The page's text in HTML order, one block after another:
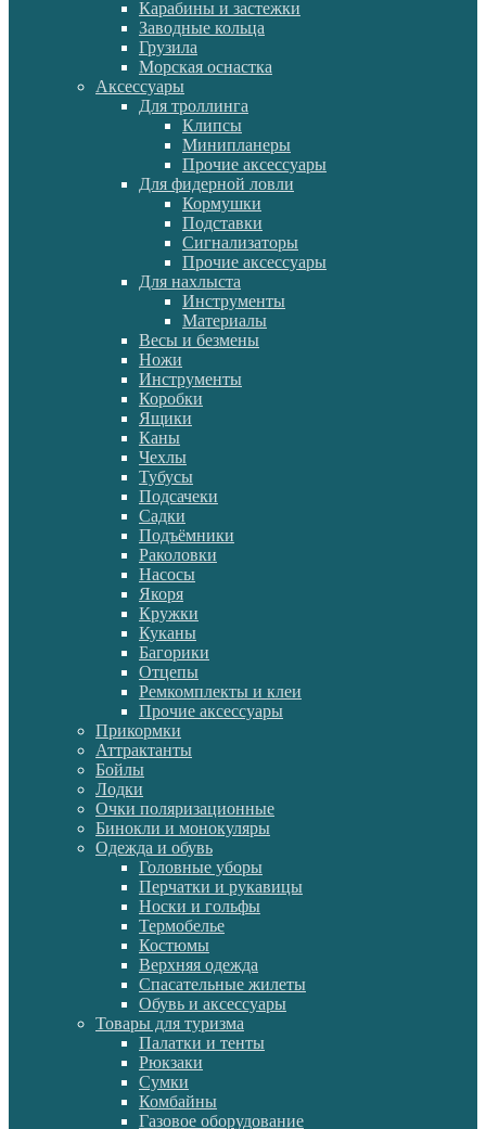
Карабины и застежки
Заводные кольца
Грузила
Морская оснастка
Аксессуары
Для троллинга
Клипсы
Минипланеры
Прочие аксессуары
Для фидерной ловли
Кормушки
Подставки
Сигнализаторы
Прочие аксессуары
Для нахлыста
Инструменты
Материалы
Весы и безмены
Ножи
Инструменты
Коробки
Ящики
Каны
Чехлы
Тубусы
Подсачеки
Садки
Подъёмники
Раколовки
Насосы
Якоря
Кружки
Куканы
Багорики
Отцепы
Ремкомплекты и клеи
Прочие аксессуары
Прикормки
Аттрактанты
Бойлы
Лодки
Очки поляризационные
Бинокли и монокуляры
Одежда и обувь
Головные уборы
Перчатки и рукавицы
Носки и гольфы
Термобелье
Костюмы
Верхняя одежда
Спасательные жилеты
Обувь и аксессуары
Товары для туризма
Палатки и тенты
Рюкзаки
Сумки
Комбайны
Газовое оборудование